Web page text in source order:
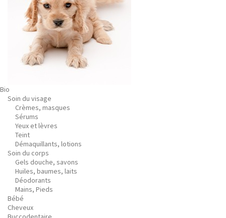
Bio
Soin du visage
Crèmes, masques
Sérums
Yeux et lèvres
Teint
Démaquillants, lotions
Soin du corps
Gels douche, savons
Huiles, baumes, laits
Déodorants
Mains, Pieds
Bébé
Cheveux